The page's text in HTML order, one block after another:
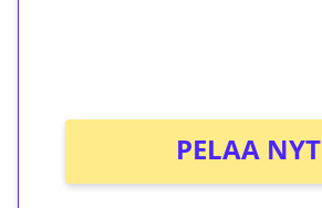
PELAA NYT